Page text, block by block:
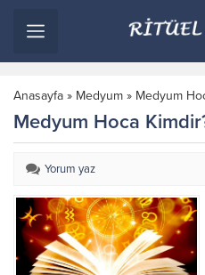
Anasayfa » Medyum » Medyum
Medyum Hoca
Yorum yaz